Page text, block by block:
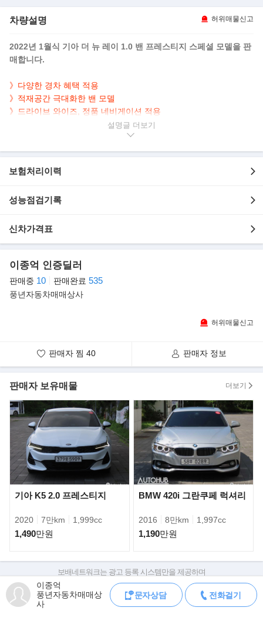
차량설명 허위매물신고
2022년 1월식 기아 더 뉴 레이 1.0 밴 프레스티지 스페셜 모델을 판
매합니다.
》다양한 경차 혜택 적용
》적재공간 극대화한 밴 모델
》드라이브 와이즈, 정품 네비게이션 적용
- 차량색상 : 쥐색
- 내 / 외관 : 실내와 실외가 깔끔하고 청결합니다.
▶차량(추가옵션/장점)상세
▶판매자의 한마디
안녕하세요.
현대캐피탈 제휴 안심매매상사 24년째 풍년자동차를 운영하고있는
알려드립니다
저희 풍년자동차는 박리다매 판매 및
전국 가격경쟁으로 인해, 시세대비 저렴하게 판매중입니다.
따라서 중고차 구매시, 정찰제 원칙으로 진행됨을 알려드립니다.
》중고차(할부/리스)금융서비스
현재 저희매장은 현대캐피탈 제휴매매상사로, 합리적인 금리로 이
용하실수있습니다.
ex) 1,000만원 할부시 월평균 납입금 183,714원- (신용등급에따라
차등)
- 차량은 수원IC근처 오토허브매매단지 실내주차 중입니다.
(용인시 기흥구 중부대로242, A동3층 W341.342호 풍년상사)
- 현재 타고계신차량과 대차도 가능합니다.
- 연락주시면 친절하고 자세한설명을 통하여, 쉽고빠른 중고차 구매
의 도움을 드리겠습니다.
- 현금영수증/세금계산서 100% 발급
설명글
보험처리이력
성능점검기록
신차가격표
이종억 인증딜러
판매중 10 판매완료 535
풍년자동차매매상사
허위매물신고
판매자 찜 40 판매자 정보
판매자 보유매물 더보기
기아 K5 2.0 프레스티지
2020 7만km 1,999cc
1,490만원
BMW 420i 그란쿠페 럭셔리
2016 8만km 1,997cc
1,190만원
이종억
풍년자동차매매상
사
문자상담 전화걸기
보배네트워크는 광고 등록 시스템만을 제공하며
판매자가 직접 등록한 내용에 대한 모든 책임은 판매자에게 있습니다.
차량 구매 시 차량등록증, 성능점검기록부, 실제 차량 상태,
차대번호 조회로 직접 정보를 확인하세요.